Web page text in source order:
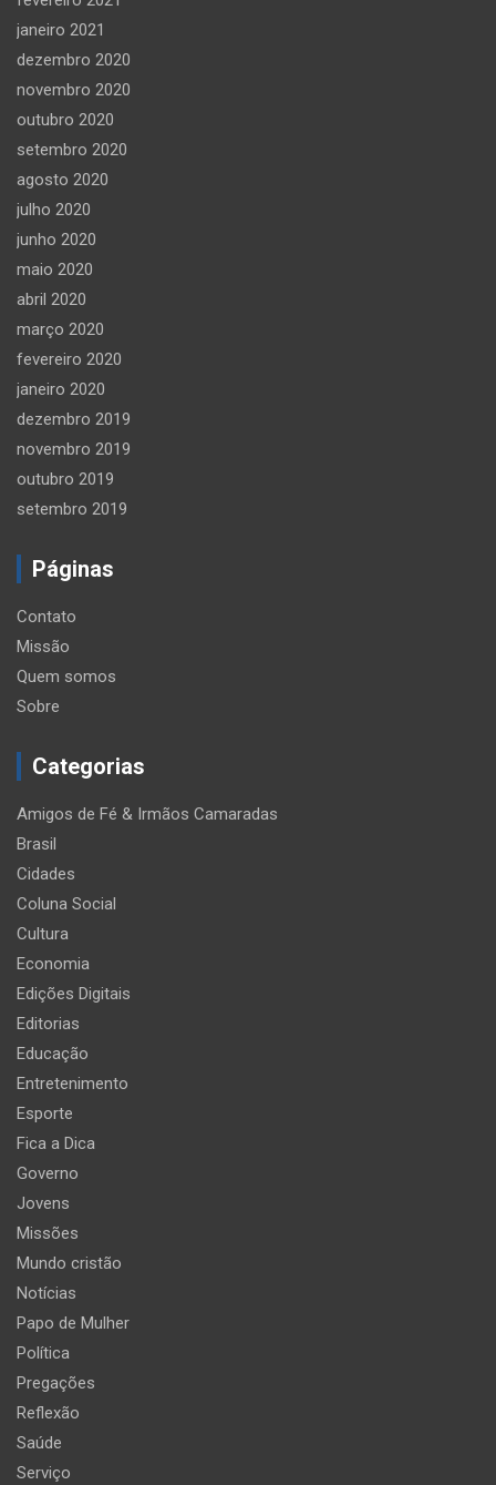
janeiro 2021
dezembro 2020
novembro 2020
outubro 2020
setembro 2020
agosto 2020
julho 2020
junho 2020
maio 2020
abril 2020
março 2020
fevereiro 2020
janeiro 2020
dezembro 2019
novembro 2019
outubro 2019
setembro 2019
Páginas
Contato
Missão
Quem somos
Sobre
Categorias
Amigos de Fé & Irmãos Camaradas
Brasil
Cidades
Coluna Social
Cultura
Economia
Edições Digitais
Editorias
Educação
Entretenimento
Esporte
Fica a Dica
Governo
Jovens
Missões
Mundo cristão
Notícias
Papo de Mulher
Política
Pregações
Reflexão
Saúde
Serviço